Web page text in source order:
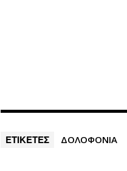
ΕΤΙΚΕΤΕΣ ΔΟΛΟΦΟΝΙΑ